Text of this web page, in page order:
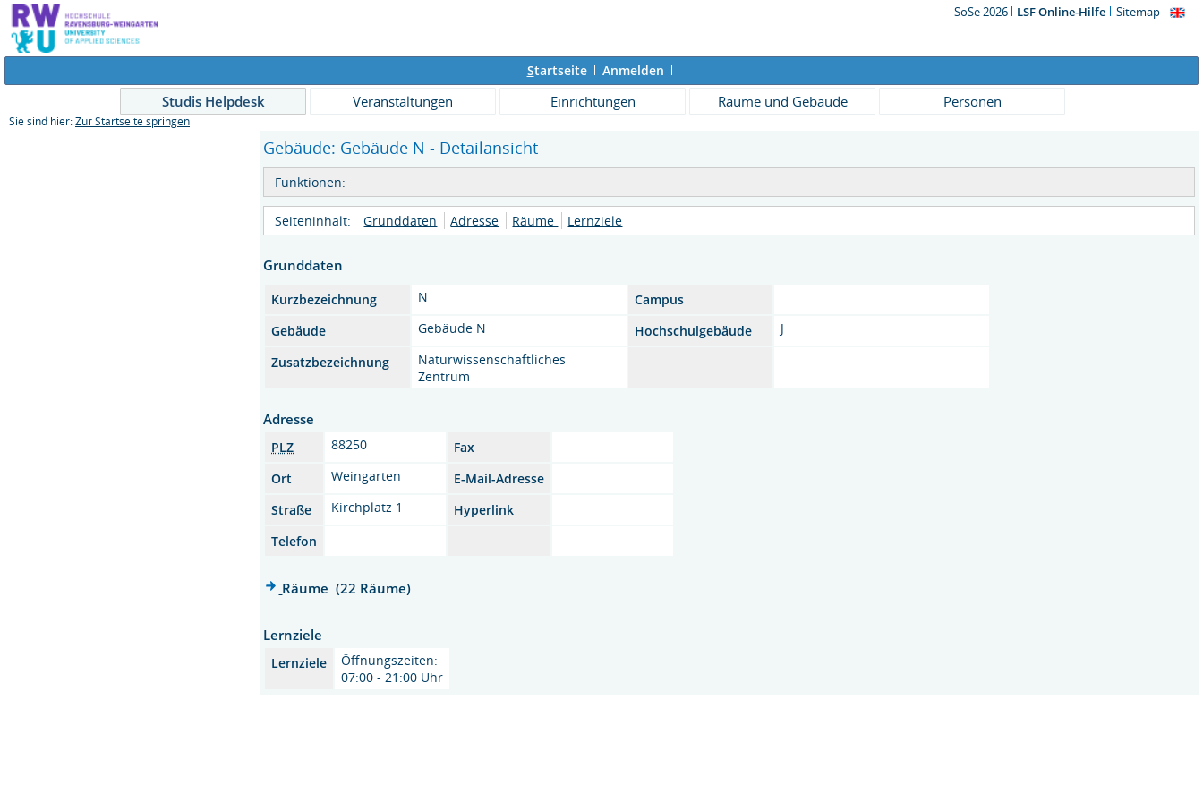
SoSe 2026 LSF Online-Hilfe Sitemap
Startseite Anmelden
Studis Helpdesk Veranstaltungen Einrichtungen Räume und Gebäude Personen
Sie sind hier: Zur Startseite springen
Gebäude: Gebäude N - Detailansicht
Funktionen:
Seiteninhalt: Grunddaten Adresse Räume Lernziele
Grunddaten
Kurzbezeichnung N
Campus
Gebäude
Gebäude N Hochschulgebäude
J
Zusatzbezeichnung
Naturwissenschaftliches
Zentrum
Adresse
PLZ 88250
Fax
Ort
Weingarten
E-Mail-Adresse
Straße
Kirchplatz 1
Hyperlink
Telefon
Räume (22 Räume)
Lernziele
Lernziele
Öffnungszeiten:
07:00 - 21:00 Uhr